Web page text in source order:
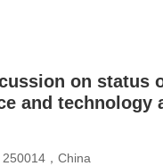
on status
and technology
，China